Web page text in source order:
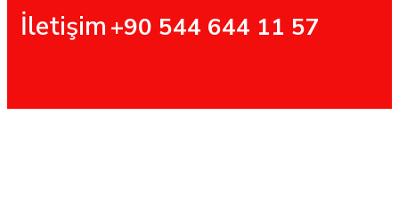
İletişim +90 544 644 11 57